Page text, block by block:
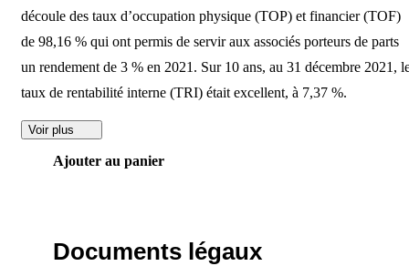
découle des taux d’occupation physique (TOP) et financier (TOF)
de 98,16 % qui ont permis de servir aux associés porteurs de parts
un rendement de 3 % en 2021. Sur 10 ans, au 31 décembre 2021,
taux de rentabilité interne (TRI) était excellent, à 7,37 %.
Voir plus
Ajouter au panier
Documents légaux